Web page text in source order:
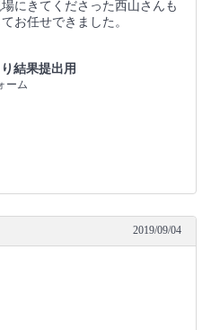
にきてくださった西山さんも
お任せできました。
結果提出用
ーム
2019/09/04